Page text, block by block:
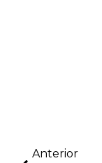
Anterior